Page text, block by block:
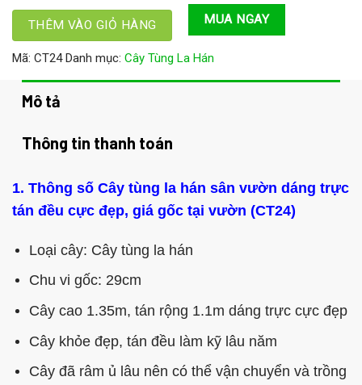
vườn
dáng
trực
tán
đều
giá
tại
vườn
THÊM VÀO GIỎ HÀNG MUA NGAY
Mã: CT24 Danh mục: Cây Tùng La Hán
Mô tả
Thông tin thanh toán
1. Thông số Cây tùng la hán sân vườn dáng trực
tán đều cực đẹp, giá gốc tại vườn (CT24)
Loại cây: Cây tùng la hán
Chu vi gốc: 29cm
Cây cao 1.35m, tán rộng 1.1m dáng trực cực đẹp
Cây khỏe đẹp, tán đều làm kỹ lâu năm
Cây đã râm ủ lâu nên có thể vận chuyển và trồng